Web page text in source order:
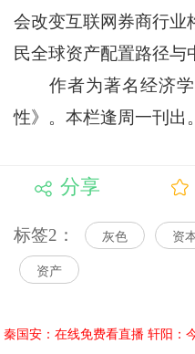
会改变互联网券商行业
民全球资产配置路径与
作者为著名经济学
性》。本栏逢周一刊出。
分享
标签2： 灰色 资
资产
秦国安：在线免费看直播 轩阳：